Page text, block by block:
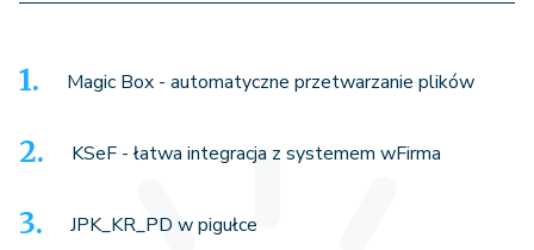
Magic Box - automatyczne przetwarzanie plików
KSeF - łatwa integracja z systemem wFirma
JPK_KR_PD w pigułce